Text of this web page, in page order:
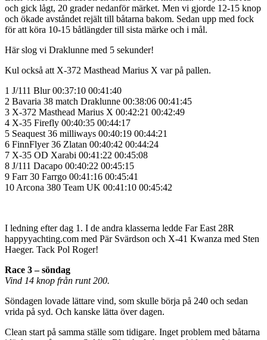
och gick lågt, 20 grader nedanför märket. Men vi gjorde 12-15 knop
och ökade avståndet rejält till båtarna bakom. Sedan upp med fock
för att köra 10-15 båtlängder till sista märke och i mål.
Här slog vi Draklunne med 5 sekunder!
Kul också att X-372 Masthead Marius X var på pallen.
1 J/111 Blur 00:37:10 00:41:40
2 Bavaria 38 match Draklunne 00:38:06 00:41:45
3 X-372 Masthead Marius X 00:42:21 00:42:49
4 X-35 Firefly 00:40:35 00:44:17
5 Seaquest 36 milliways 00:40:19 00:44:21
6 FinnFlyer 36 Zlatan 00:40:42 00:44:24
7 X-35 OD Xarabi 00:41:22 00:45:08
8 J/111 Dacapo 00:40:22 00:45:15
9 Farr 30 Farrgo 00:41:16 00:45:41
10 Arcona 380 Team UK 00:41:10 00:45:42
I ledning efter dag 1. I de andra klasserna ledde Far East 28R
happyyachting.com med Pär Svärdson och X-41 Kwanza med Sten
Haeger. Tack Pol Roger!
Race 3 – söndag
Vind 14 knop från runt 200.
Söndagen lovade lättare vind, som skulle börja på 240 och sedan
vrida på syd. Och kanske lätta över dagen.
Clean start på samma ställe som tidigare. Inget problem med båtarna